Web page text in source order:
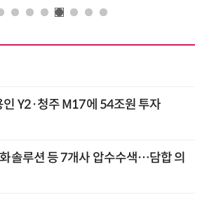
인 Y2·청주 M17에 54조원 투자
솔루션 등 7개사 압수수색…담합 의